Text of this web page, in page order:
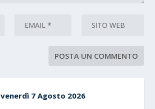
venerdì 7 Agosto 2026